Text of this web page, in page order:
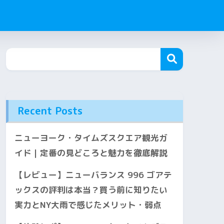
Recent Posts
ニューヨーク・タイムズスクエア観光ガ
イド｜定番の見どころと魅力を徹底解説
【レビュー】ニューバランス 996 ゴアテ
ックスの評判は本当？買う前に知りたい
実力とNY大雨で感じたメリット・弱点